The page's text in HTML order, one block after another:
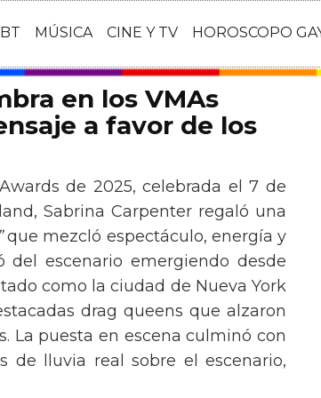
MÚSICA CINE Y TV HOROSCOPO
en los VMAs
a favor de los
de 2025, celebrada el 7 de
Sabrina Carpenter regaló una
que mezcló espectáculo, energía y
del escenario emergiendo desde
como la ciudad de Nueva York
drag queens que alzaron
La puesta en escena culminó con
de lluvia real sobre el escenario,